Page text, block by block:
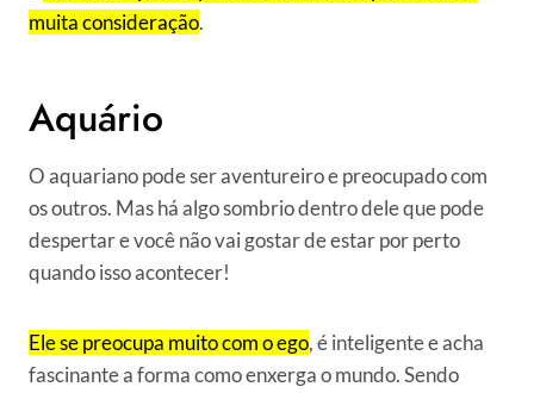
muita consideração.
Aquário
O aquariano pode ser aventureiro e preocupado com
os outros. Mas há algo sombrio dentro dele que pode
despertar e você não vai gostar de estar por perto
quando isso acontecer!
Ele se preocupa muito com o ego, é inteligente e acha
fascinante a forma como enxerga o mundo. Sendo